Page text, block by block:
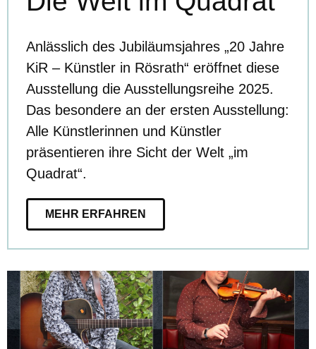
Anlässlich des Jubiläumsjahres „20 Jahre
KiR – Künstler in Rösrath“ eröffnet diese
Ausstellung die Ausstellungsreihe 2025.
Das besondere an der ersten Ausstellung:
Alle Künstlerinnen und Künstler
präsentieren ihre Sicht der Welt „im
Quadrat“.
MEHR ERFAHREN